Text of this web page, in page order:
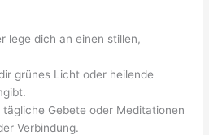
lege dich an einen stillen,
grünes Licht oder heilende
tägliche Gebete oder Meditationen
Verbindung.